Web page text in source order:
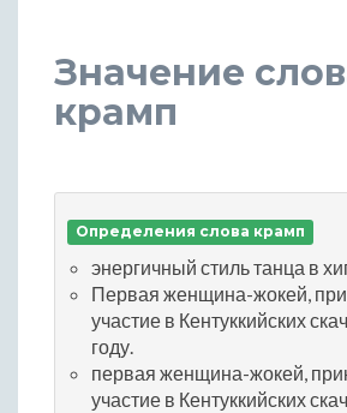
Значение
крамп
Определения слова крамп
энергичный стиль танца в
Первая женщина-жокей,
участие в Кентуккийских
году.
первая женщина-жокей,
участие в Кентуккийских